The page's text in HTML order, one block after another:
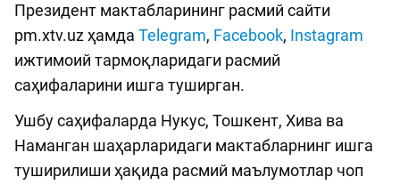
Президент мактабларининг расмий сайти
pm.xtv.uz ҳамда Telegram, Facebook, Instagram
ижтимоий тармоқларидаги расмий
саҳифаларини ишга туширган.
Ушбу саҳифаларда Нукус, Тошкент, Хива ва
Наманган шаҳарларидаги мактабларнинг ишга
туширилиши ҳақида расмий маълумотлар чоп